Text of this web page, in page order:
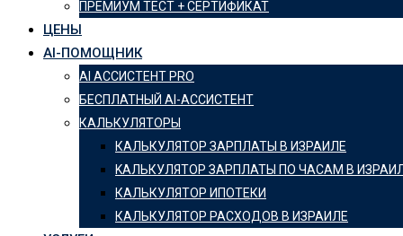
ПРЕМИУМ ТЕСТ + СЕРТИФИКАТ
ЦЕНЫ
AI-ПОМОЩНИК
AI АССИСТЕНТ PRO
БЕСПЛАТНЫЙ AI-АССИСТЕНТ
КАЛЬКУЛЯТОРЫ
КАЛЬКУЛЯТОР ЗАРПЛАТЫ В ИЗРАИЛЕ
KАЛЬКУЛЯТОР ЗАРПЛАТЫ ПО ЧАСАМ В
КАЛЬКУЛЯТОР ИПОТЕКИ
КАЛЬКУЛЯТОР РАСХОДОВ В ИЗРАИЛЕ